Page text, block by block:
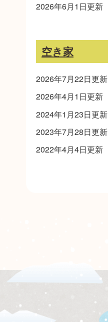
2026年6月1日更新
空き家
2026年7月22日更新
2026年4月1日更新
2024年1月23日更新
2023年7月28日更新
2022年4月4日更新